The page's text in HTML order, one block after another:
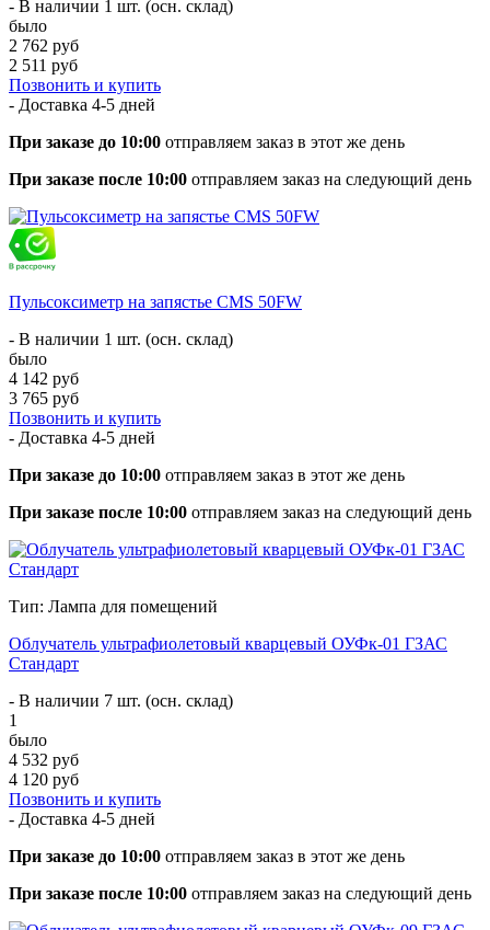
- В наличии 1 шт. (осн. склад)
было
2 762 руб
2 511 руб
Позвонить и купить
- Доставка 4-5 дней
При заказе до 10:00 отправляем заказ в этот же день
При заказе после 10:00 отправляем заказ на следующий день
Пульсоксиметр на запястье CMS 50FW
- В наличии 1 шт. (осн. склад)
было
4 142 руб
3 765 руб
Позвонить и купить
- Доставка 4-5 дней
При заказе до 10:00 отправляем заказ в этот же день
При заказе после 10:00 отправляем заказ на следующий день
Тип: Лампа для помещений
Облучатель ультрафиолетовый кварцевый ОУФк-01 ГЗАС
Стандарт
- В наличии 7 шт. (осн. склад)
1
было
4 532 руб
4 120 руб
Позвонить и купить
- Доставка 4-5 дней
При заказе до 10:00 отправляем заказ в этот же день
При заказе после 10:00 отправляем заказ на следующий день